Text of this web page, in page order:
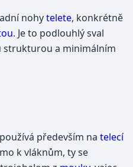
nohytelete, konkrétně
. Je to podlouhlý sval
strukturou a minimálním
především na telecí
k vláknům, ty se